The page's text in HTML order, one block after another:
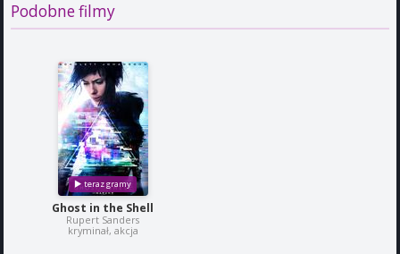
Podobne filmy
Ghost in the Shell
Rupert Sanders
kryminał, akcja